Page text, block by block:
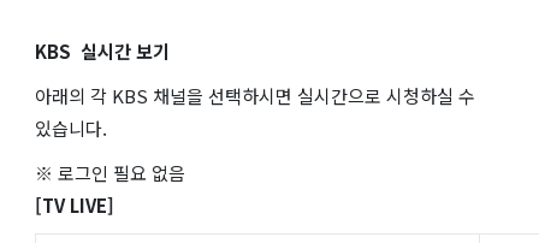
KBS 실시간 보기
아래의 각 KBS 채널을 선택하시면 실시간으로 시청하실 수
있습니다.
※ 로그인 필요 없음
[TV LIVE]